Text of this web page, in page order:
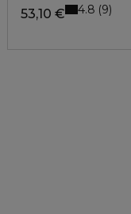
53,10 € 4.8 9